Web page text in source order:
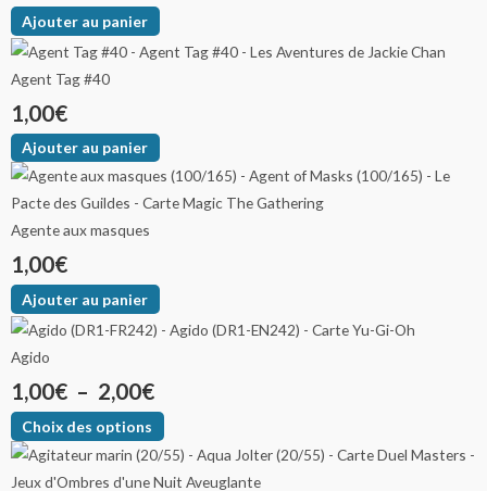
Ajouter au panier
Agent Tag #40
1,00€
Ajouter au panier
Agente aux masques
1,00€
Ajouter au panier
Agido
1,00€ – 2,00€
Choix des options